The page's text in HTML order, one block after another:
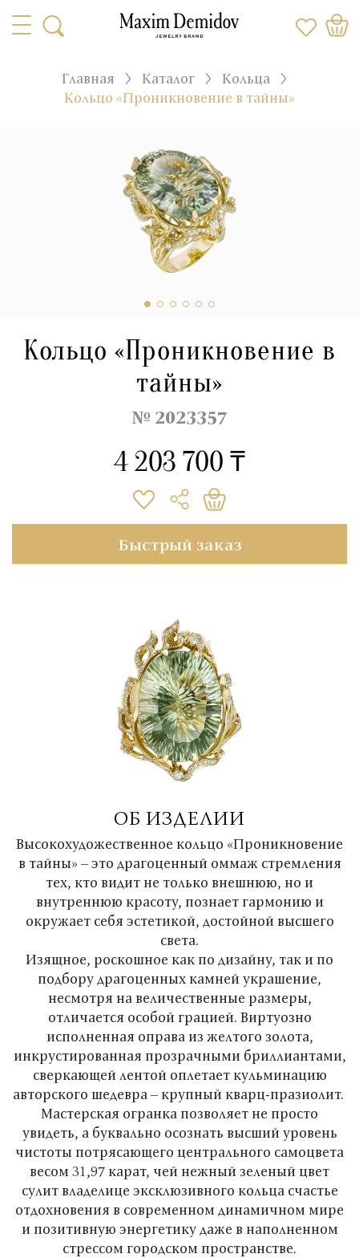
Главная Каталог
Кольца
Кольцо «Проникновение в тайны»
Кольцо «Проникновение в
тайны»
№ 2023357
4 203 700 ₸
Быстрый заказ
ОБ ИЗДЕЛИИ
Высокохудожественное кольцо «Проникновение
в тайны» – это драгоценный оммаж стремления
тех, кто видит не только внешнюю, но и
внутреннюю красоту, познает гармонию и
окружает себя эстетикой, достойной высшего
света.
Изящное, роскошное как по дизайну, так и по
подбору драгоценных камней украшение,
несмотря на величественные размеры,
отличается особой грацией. Виртуозно
исполненная оправа из желтого золота,
инкрустированная прозрачными бриллиантами,
сверкающей лентой оплетает кульминацию
авторского шедевра – крупный кварц-празиолит.
Мастерская огранка позволяет не просто
увидеть, а буквально осознать высший уровень
чистоты потрясающего центрального самоцвета
весом 31,97 карат, чей нежный зеленый цвет
сулит владелице эксклюзивного кольца счастье
отдохновения в современном динамичном мире
и позитивную энергетику даже в наполненном
стрессом городском пространстве.